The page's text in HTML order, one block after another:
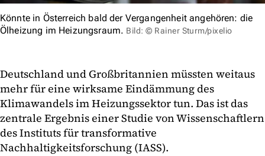
Könnte in Österreich bald der Vergangenheit angehören: die
Ölheizung im Heizungsraum. Bild: © Rainer Sturm/pixelio
Deutschland und Großbritannien müssten weitaus
mehr für eine wirksame Eindämmung des
Klimawandels im Heizungssektor tun. Das ist das
zentrale Ergebnis einer Studie von Wissenschaftlern
des Instituts für transformative
Nachhaltigkeitsforschung (IASS).